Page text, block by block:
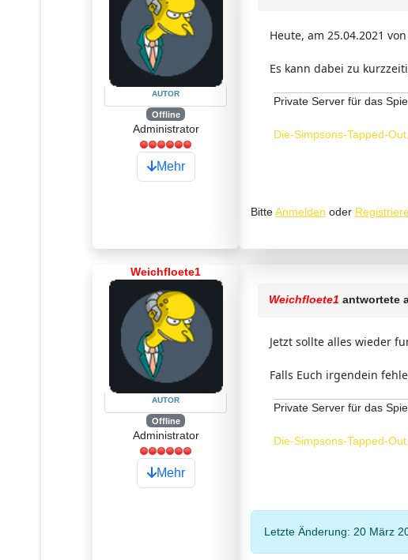
AUTOR
Offline
Administrator
Mehr
Heute, am 25.04.2021
Es kann dabei zu
Private Server für das
Die-Simpsons-Tapped-
BitteAnmelden oder
Weichfloete1
AUTOR
Offline
Administrator
Mehr
Weichfloete1 antwortete
Jetzt sollte alles wieder
Falls Euch irgendein
Private Server für das
Die-Simpsons-Tapped-
Letzte Änderung: 20 März